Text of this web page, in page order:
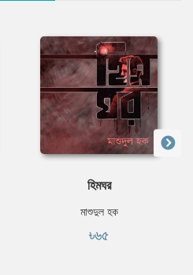
হিমঘর
মাশুদুল হক
৳৬৫